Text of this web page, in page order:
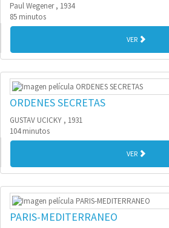
Paul Wegener , 1934
85 minutos
VER
ORDENES SECRETAS
GUSTAV UCICKY , 1931
104 minutos
VER
PARIS-MEDITERRANEO